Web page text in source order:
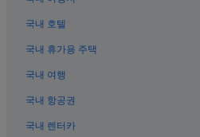
동성로의 워터파크 호텔
대구의 료칸
중앙로역의 캡슐 호텔
대구의 펜션
중구의 5성급 호텔
국내 호텔
국내 휴가용 주택
국내 여행
국내 항공권
국내 렌터카